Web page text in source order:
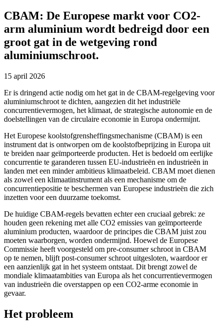
CBAM: De Europese markt voor CO2-
arm aluminium wordt bedreigd door een
groot gat in de wetgeving rond
aluminiumschroot.
15 april 2026
Er is dringend actie nodig om het gat in de CBAM-regelgeving voor
aluminiumschroot te dichten, aangezien dit het industriële
concurrentievermogen, het klimaat, de strategische autonomie en de
doelstellingen van de circulaire economie in Europa ondermijnt.
Het Europese koolstofgrensheffingsmechanisme (CBAM) is een
instrument dat is ontworpen om de koolstofbeprijzing in Europa uit
te breiden naar geïmporteerde producten. Het is bedoeld om eerlijke
concurrentie te garanderen tussen EU-industrieën en industrieën in
landen met een minder ambitieus klimaatbeleid. CBAM moet dienen
als zowel een klimaatinstrument als een mechanisme om de
concurrentiepositie te beschermen van Europese industrieën die zich
inzetten voor een duurzame toekomst.
De huidige CBAM-regels bevatten echter een cruciaal gebrek: ze
houden geen rekening met alle CO2 emissies van geïmporteerde
aluminium producten, waardoor de principes die CBAM juist zou
moeten waarborgen, worden ondermijnd. Hoewel de Europese
Commissie heeft voorgesteld om pre-consumer schroot in CBAM
op te nemen, blijft post-consumer schroot uitgesloten, waardoor er
een aanzienlijk gat in het systeem ontstaat. Dit brengt zowel de
mondiale klimaatambities van Europa als het concurrentievermogen
van industrieën die overstappen op een CO2-arme economie in
gevaar.
Het probleem